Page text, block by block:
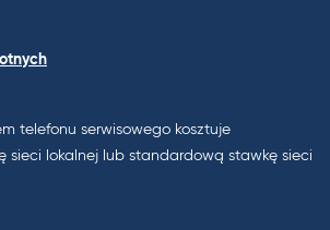
telefonu serwisowego kosztuje
sieci lokalnej lub standardową stawkę sieci